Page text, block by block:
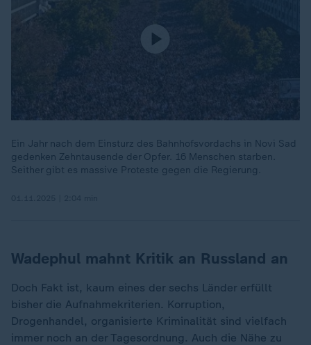
Ein Jahr nach dem Einsturz des Bahnhofsvordachs in Novi Sad
gedenken Zehntausende der Opfer. 16 Menschen starben.
Seither gibt es massive Proteste gegen die Regierung.
Wadephul mahnt Kritik an Russland an
Doch Fakt ist, kaum eines der sechs Länder erfüllt
bisher die Aufnahmekriterien. Korruption,
Drogenhandel, organisierte Kriminalität sind vielfach
immer noch an der Tagesordnung. Auch die Nähe zu